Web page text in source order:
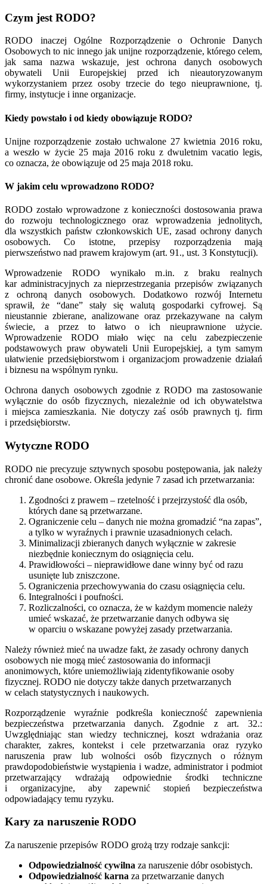
Czym jest RODO?
RODO inaczej Ogólne Rozporządzenie o Ochronie Danych
Osobowych to nic innego jak unijne rozporządzenie, którego celem,
jak sama nazwa wskazuje, jest ochrona danych osobowych
obywateli Unii Europejskiej przed ich nieautoryzowanym
wykorzystaniem przez osoby trzecie do tego nieuprawnione, tj.
firmy, instytucje i inne organizacje.
Kiedy powstało i od kiedy obowiązuje RODO?
Unijne rozporządzenie zostało uchwalone 27 kwietnia 2016 roku,
a weszło w życie 25 maja 2016 roku z dwuletnim vacatio legis,
co oznacza, że obowiązuje od 25 maja 2018 roku.
W jakim celu wprowadzono RODO?
RODO zostało wprowadzone z konieczności dostosowania prawa
do rozwoju technologicznego oraz wprowadzenia jednolitych,
dla wszystkich państw członkowskich UE, zasad ochrony danych
osobowych. Co istotne, przepisy rozporządzenia mają
pierwszeństwo nad prawem krajowym (art. 91., ust. 3 Konstytucji).
Wprowadzenie RODO wynikało m.in. z braku realnych
kar administracyjnych za nieprzestrzegania przepisów związanych
z ochroną danych osobowych. Dodatkowo rozwój Internetu
sprawił, że “dane” stały się walutą gospodarki cyfrowej. Są
nieustannie zbierane, analizowane oraz przekazywane na całym
świecie, a przez to łatwo o ich nieuprawnione użycie.
Wprowadzenie RODO miało więc na celu zabezpieczenie
podstawowych praw obywateli Unii Europejskiej, a tym samym
ułatwienie przedsiębiorstwom i organizacjom prowadzenie działań
i biznesu na wspólnym rynku.
Ochrona danych osobowych zgodnie z RODO ma zastosowanie
wyłącznie do osób fizycznych, niezależnie od ich obywatelstwa
i miejsca zamieszkania. Nie dotyczy zaś osób prawnych tj. firm
i przedsiębiorstw.
Wytyczne RODO
RODO nie precyzuje sztywnych sposobu postępowania, jak należy
chronić dane osobowe. Określa jedynie 7 zasad ich przetwarzania:
Zgodności z prawem – rzetelność i przejrzystość dla osób,
których dane są przetwarzane.
Ograniczenie celu – danych nie można gromadzić “na zapas”,
a tylko w wyraźnych i prawnie uzasadnionych celach.
Minimalizacji zbieranych danych wyłącznie w zakresie
niezbędnie koniecznym do osiągnięcia celu.
Prawidłowości – nieprawidłowe dane winny być od razu
usunięte lub zniszczone.
Ograniczenia przechowywania do czasu osiągnięcia celu.
Integralności i poufności.
Rozliczalności, co oznacza, że w każdym momencie należy
umieć wskazać, że przetwarzanie danych odbywa się
w oparciu o wskazane powyżej zasady przetwarzania.
Należy również mieć na uwadze fakt, że zasady ochrony danych
osobowych nie mogą mieć zastosowania do informacji
anonimowych, które uniemożliwiają zidentyfikowanie osoby
fizycznej. RODO nie dotyczy także danych przetwarzanych
w celach statystycznych i naukowych.
Rozporządzenie wyraźnie podkreśla konieczność zapewnienia
bezpieczeństwa przetwarzania danych. Zgodnie z art. 32.:
Uwzględniając stan wiedzy technicznej, koszt wdrażania oraz
charakter, zakres, kontekst i cele przetwarzania oraz ryzyko
naruszenia praw lub wolności osób fizycznych o różnym
prawdopodobieństwie wystąpienia i wadze, administrator i podmiot
przetwarzający wdrażają odpowiednie środki techniczne
i organizacyjne, aby zapewnić stopień bezpieczeństwa
odpowiadający temu ryzyku.
Kary za naruszenie RODO
Za naruszenie przepisów RODO grożą trzy rodzaje sankcji:
Odpowiedzialność cywilna za naruszenie dóbr osobistych.
Odpowiedzialność karna za przetwarzanie danych